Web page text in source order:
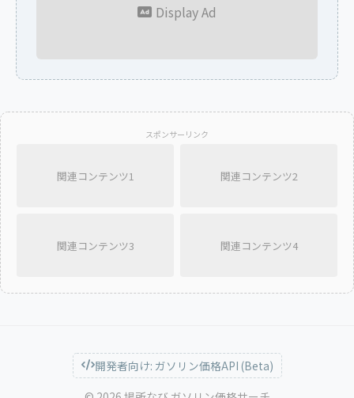
Display Ad
スポンサーリンク
関連コンテンツ1 関連コンテンツ2
関連コンテンツ3 関連コンテンツ4
開発者向け: ガソリン価格API (Beta)